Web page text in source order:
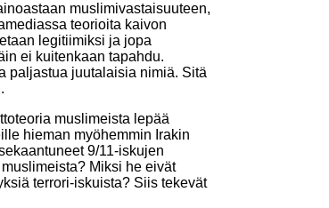
muslimivastaisuuteen,
teorioita kaivon
legitiimiksi ja jopa
ei kuitenkaan tapahdu.
paljastua juutalaisia nimiä. Sitä
muslimeista lepää
hieman myöhemmin Irakin
9/11-iskujen
Miksi he eivät
terrori-iskuista? Siis tekevät